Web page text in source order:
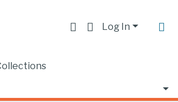
Log In
Manifestaciones Orales en Pacientes con Virus del Papiloma Humano (HPV), Revisión de la Literatura